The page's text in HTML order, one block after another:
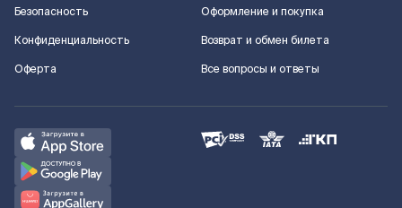
Безопасность
Конфиденциальность
Оферта
Оформление и покупка
Возврат и обмен билета
Все вопросы и ответы